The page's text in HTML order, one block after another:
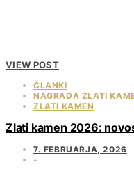
VIEW POST
ČLANKI
NAGRADA ZLATI
ZLATI KAMEN
Zlati kamen 2026:
7. FEBRUARJA, 2026